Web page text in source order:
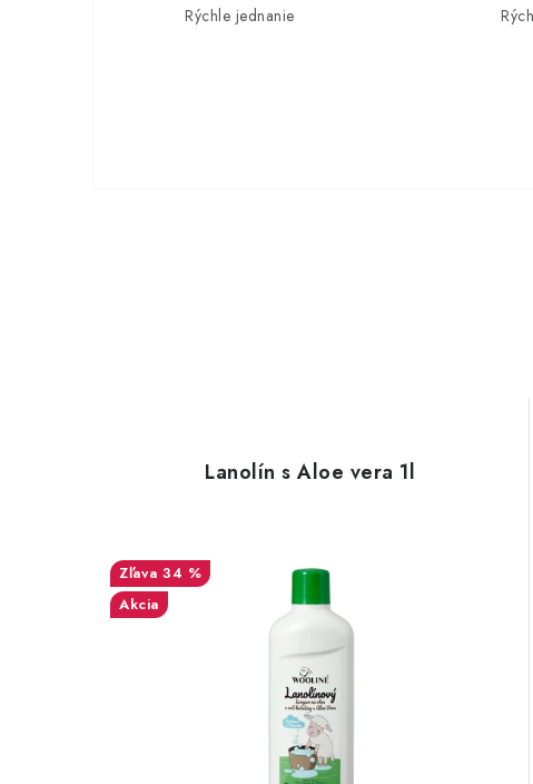
Rýchle jednanie
Lanolín s Aloe vera 1l
34 %
Akcia